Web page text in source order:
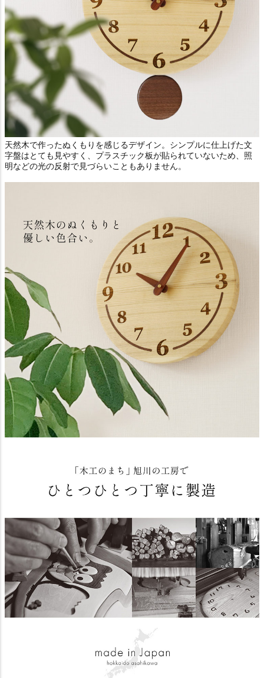
天然木で作ったぬくもりを感じるデザイン。シンプルに仕上げた文
字盤はとても見やすく、プラスチック板が貼られていないため、照
明などの光の反射で見づらいこともありません。